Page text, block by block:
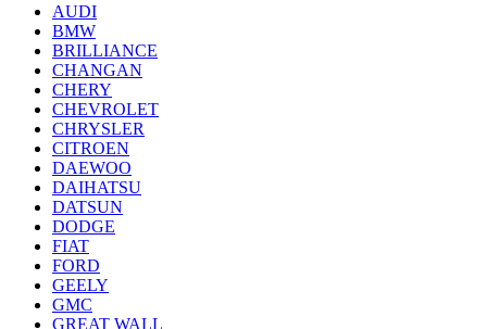
AUDI
BMW
BRILLIANCE
CHANGAN
CHERY
CHEVROLET
CHRYSLER
CITROEN
DAEWOO
DAIHATSU
DATSUN
DODGE
FIAT
FORD
GEELY
GMC
GREAT WALL